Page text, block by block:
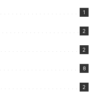
1
2
2
8
2